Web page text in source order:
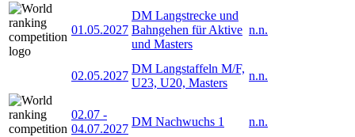
01.05.2027
DM Langstrecke und
Bahngehen für Aktive
und Masters
n.n.
02.05.2027
DM Langstaffeln M/F,
U23, U20, Masters
n.n.
02.07 -
04.07.2027
DM Nachwuchs 1 n.n.